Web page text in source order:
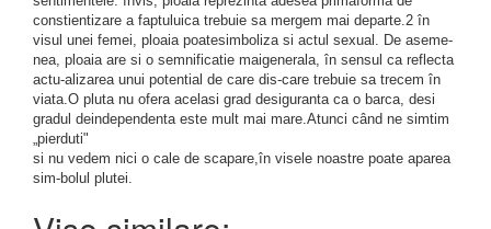
constientizare a faptuluica trebuie sa mergem mai departe.2 în
visul unei femei, ploaia poatesimboliza si actul sexual. De aseme-
nea, ploaia are si o semnificatie maigenerala, în sensul ca reflecta
actu-alizarea unui potential de care dis-care trebuie sa trecem în
viata.O pluta nu ofera acelasi grad desiguranta ca o barca, desi
gradul deindependenta este mult mai mare.Atunci când ne simtim
„pierduti"
si nu vedem nici o cale de scapare,în visele noastre poate aparea
sim-bolul plutei.